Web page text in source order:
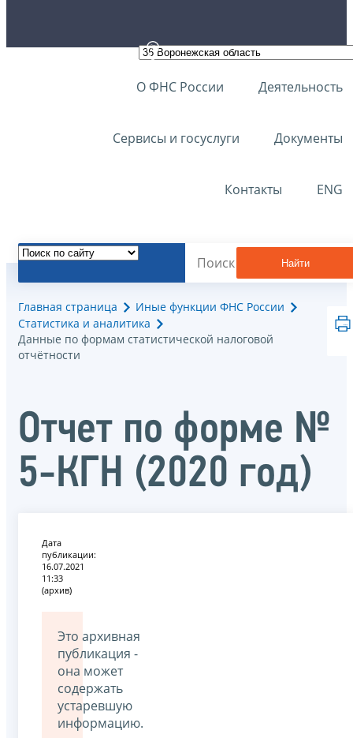
О ФНС России Деятельность
Сервисы и госуслуги Документы
Контакты ENG
Найти
Главная страница
Иные функции ФНС России
Статистика и аналитика
Данные по формам статистической налоговой
отчётности
Отчет по форме №
5-КГН (2020 год)
Дата
публикации:
16.07.2021
11:33
(архив)
Это архивная
публикация -
она может
содержать
устаревшую
информацию.